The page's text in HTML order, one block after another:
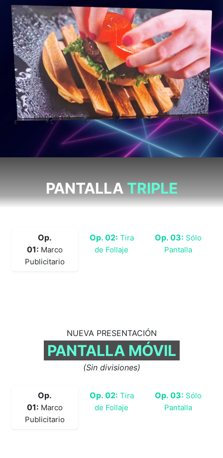
PANTALLATRIPLE
Op.
01: Marco
Publicitario
Op. 02: Tira
de Follaje
Op. 03: Sólo
Pantalla
NUEVA PRESEN​TACIÓN
PANTALLA MÓVIL
(Sin divisiones)
Op.
01: Marco
Publicitario
Op. 02: Tira
de Follaje
Op. 03: Sólo
Pantalla